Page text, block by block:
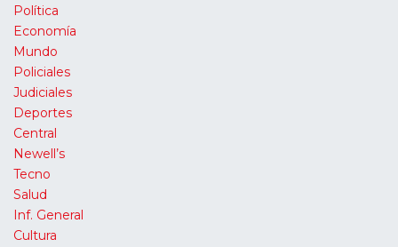
Política
Economía
Mundo
Policiales
Judiciales
Deportes
Central
Newell’s
Tecno
Salud
Inf. General
Cultura